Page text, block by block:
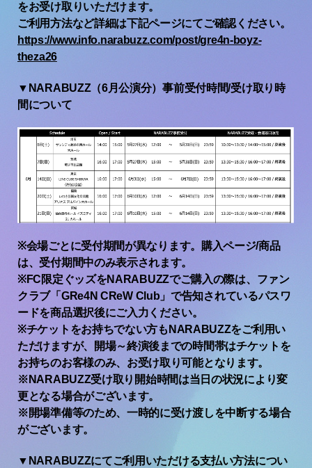
をお受け取りいただけます。
ご利用方法など詳細は下記ページにてご確認ください。
https://www.info.narabuzz.com/post/gre4n-boyz-
theza26
▼NARABUZZ（6月公演分）事前受付時間/受け取り時
間について
※会場ごとに受付期間が異なります。購入ページ/商品
は、受付期間中のみ表示されます。
※FC限定ぐッズをNARABUZZでご購入の際は、ファン
クラブ「 GRe4N CReW Club 」で告知されているパスワ
ードを商品選択後にご入力ください。
※チケットをお持ちでない方も NARABUZZをご利用い
ただけますが、開場～終演後までの時間帯はチケットを
お持ちのお客様のみ、お受け取り可能となります。
※ NARABUZZ受け取り開始時間は当日の状況により変
更となる場合がございます。
※開場準備等のため、一時的に受け渡しを中断する場合
がございます。
▼NARABUZZにてご利用いただける支払い方法につい